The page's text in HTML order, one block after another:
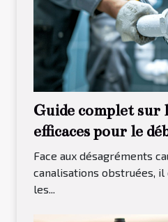
Guide complet sur
efficaces pour le
canalisations
Face aux désagréments
canalisations obstruées,
les...